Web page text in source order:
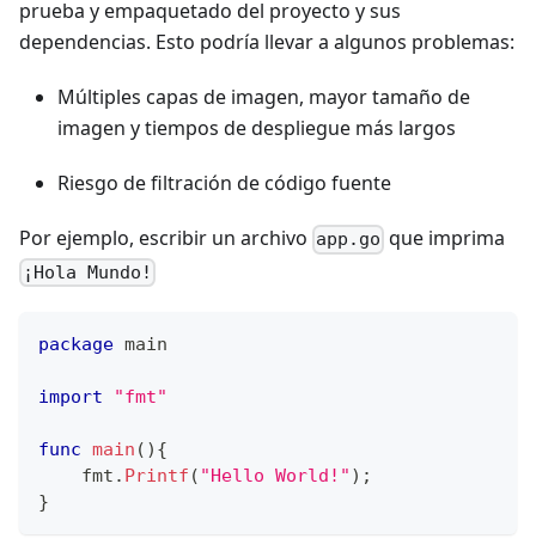
prueba y empaquetado del proyecto y sus
dependencias. Esto podría llevar a algunos problemas:
Múltiples capas de imagen, mayor tamaño de
imagen y tiempos de despliegue más largos
Riesgo de filtración de código fuente
Por ejemplo, escribir un archivo app.go que imprima
¡Hola Mundo!
package main
import "fmt"
func main ( ) {
    fmt
. Printf ( "Hello World!" ) ;
}